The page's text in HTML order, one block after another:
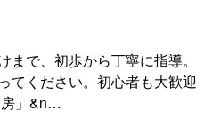
で、初歩から丁寧に指導。
てください。初心者も大歓迎
房」&n…